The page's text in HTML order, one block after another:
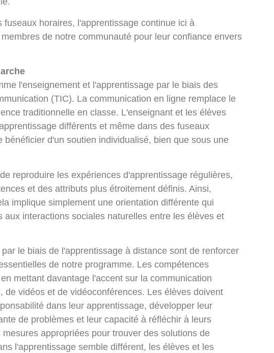
horaires, l'apprentissage continue ici à
de notre communauté pour leur confiance envers
l'enseignement et l'apprentissage par le biais des
(TIC). La communication en ligne remplace le
traditionnelle en classe. L'enseignant et les élèves
différents et même dans des fuseaux
d'un soutien individualisé, bien que sous une
reproduire les expériences d'apprentissage régulières,
et des attributs plus étroitement définis. Ainsi,
implique simplement une orientation différente qui
interactions sociales naturelles entre les élèves et
le biais de l'apprentissage à distance sont de renforcer
de notre programme. Les compétences
mettant davantage l'accent sur la communication
de vidéos et de vidéoconférences. Les élèves doivent
dans leur apprentissage, développer leur
de problèmes et leur capacité à réfléchir à leurs
appropriées pour trouver des solutions de
l'apprentissage semble différent, les élèves et les